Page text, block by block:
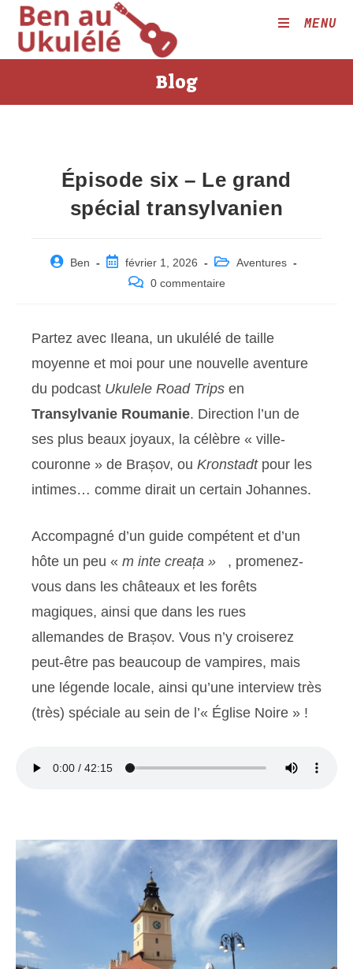
Skip
content
MENU
Blog
Épisode six – Le grand
spécial transylvanien
PostBen
Post
published:
février 1, 2026
Post
category:
Aventures
Post 0 commentaire
Partez avec Ileana, un ukulélé de taille
moyenne et moi pour une nouvelle aventure
du podcast Ukulele Road Trips en
Transylvanie Roumanie. Direction l’un de
ses plus beaux joyaux, la célèbre « ville-
couronne » de Brașov, ou Kronstadtpour les
intimes… comme dirait un certain Johannes.
Accompagné d’un guide compétent et d’un
hôte un peu « m inte creața »
, promenez-
vous dans les châteaux et les forêts
magiques, ainsi que dans les rues
allemandes de Brașov. Vous n’y croiserez
peut-être pas beaucoup de vampires, mais
une légende locale, ainsi qu’une interview très
(très) spéciale au sein de l’« Église Noire » !